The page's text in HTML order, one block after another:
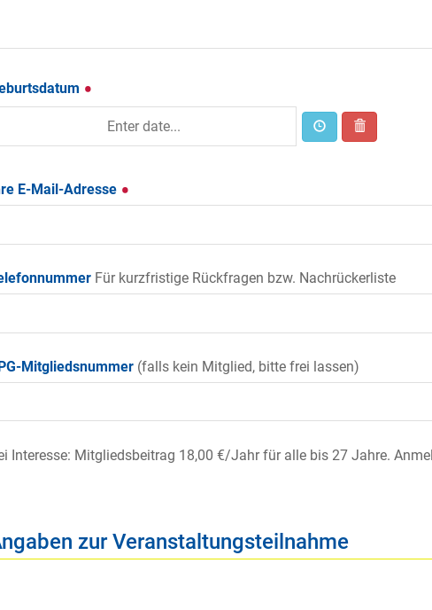
E-Mail-Adresse
Für kurzfristige Rückfragen bzw. Nachrückerliste
Mitgliedsnummer (falls kein Mitglied, bitte frei lassen)
Interesse: Mitgliedsbeitrag 18,00 €/Jahr für allebis 27 Jahre.
zur Veranstaltungsteilnahme